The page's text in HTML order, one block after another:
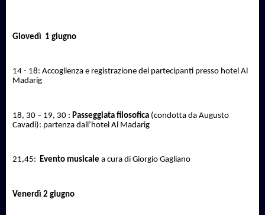
Giovedì 1 giugno
14 - 18: Accoglienza e registrazione dei partecipanti presso hotel Al
Madarig
18, 30 – 19, 30 : Passeggiata filosofica (condotta da Augusto
Cavadi): partenza dall’hotel Al Madarig
21,45: Evento musicale a cura di Giorgio Gagliano
Venerdì 2 giugno